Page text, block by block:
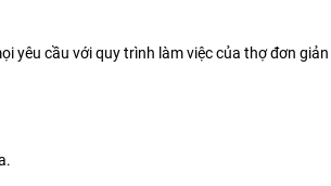
yêu cầu với quy trình làm việc của thợ đơn